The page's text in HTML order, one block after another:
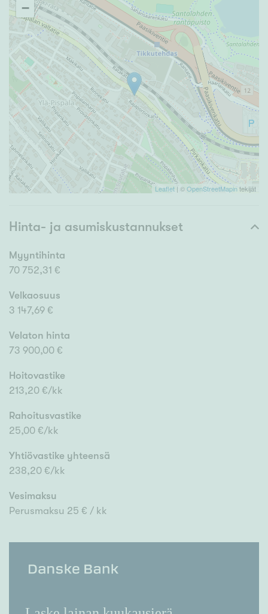
−
Leaflet | ©OpenStreetMapintekijät
Hinta- ja asumiskustannukset
Myyntihinta
70 752,31 €
Velkaosuus
3 147,69 €
Velaton hinta
73 900,00 €
Hoitovastike
213,20 €/kk
Rahoitusvastike
25,00 €/kk
Yhtiövastike yhteensä
238,20 €/kk
Vesimaksu
Perusmaksu 25 € / kk